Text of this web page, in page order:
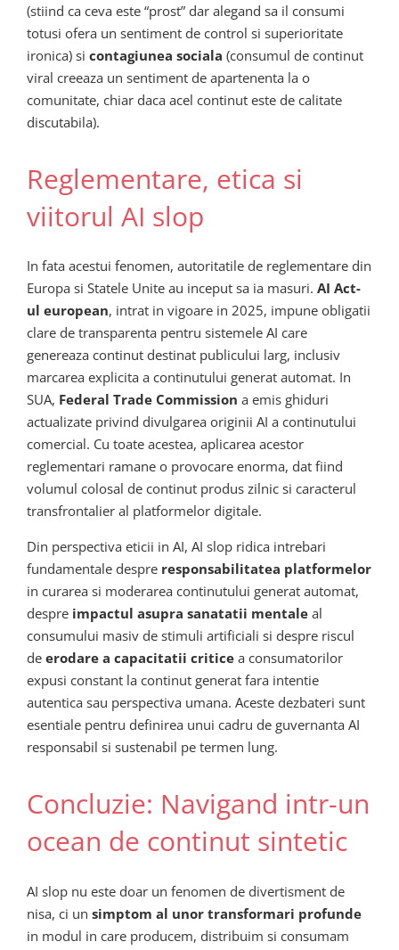
(stiind ca ceva este “prost” dar alegand sa il consumi
totusi ofera un sentiment de control si superioritate
ironica) si contagiunea sociala (consumul de continut
viral creeaza un sentiment de apartenenta la o
comunitate, chiar daca acel continut este de calitate
discutabila).
Reglementare, etica si
viitorul AI slop
In fata acestui fenomen, autoritatile de reglementare din
Europa si Statele Unite au inceput sa ia masuri. AI Act-
ul european, intrat in vigoare in 2025, impune obligatii
clare de transparenta pentru sistemele AI care
genereaza continut destinat publicului larg, inclusiv
marcarea explicita a continutului generat automat. In
SUA, Federal Trade Commission a emis ghiduri
actualizate privind divulgarea originii AI a continutului
comercial. Cu toate acestea, aplicarea acestor
reglementari ramane o provocare enorma, dat fiind
volumul colosal de continut produs zilnic si caracterul
transfrontalier al platformelor digitale.
Din perspectiva eticii in AI, AI slop ridica intrebari
fundamentale despre responsabilitatea platformelor
in curarea si moderarea continutului generat automat,
despre impactul asupra sanatatii mentale al
consumului masiv de stimuli artificiali si despre riscul
de erodare a capacitatii critice a consumatorilor
expusi constant la continut generat fara intentie
autentica sau perspectiva umana. Aceste dezbateri sunt
esentiale pentru definirea unui cadru de guvernanta AI
responsabil si sustenabil pe termen lung.
Concluzie: Navigand intr-un
ocean de continut sintetic
AI slop nu este doar un fenomen de divertisment de
nisa, ci un simptom al unor transformari profunde
in modul in care producem, distribuim si consumam